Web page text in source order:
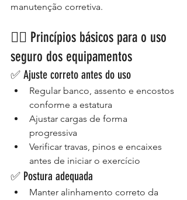
manutenção corretiva.
🏋️‍♂️ Princípios básicos para o uso
seguro dos equipamentos
✅ Ajuste correto antes do uso
Regular banco, assento e encostos
conforme a estatura
Ajustar cargas de forma
progressiva
Verificar travas, pinos e encaixes
antes de iniciar o exercício
✅ Postura adequada
Manter alinhamento correto da